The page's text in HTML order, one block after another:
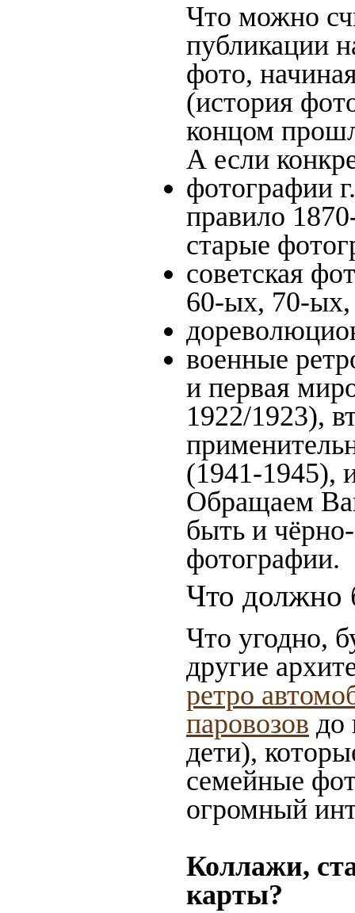
Что можно
публикации
фото,
(история
концом
А если
фотографии
правило
старые
советская
60-ых, 70-ых,
военные
и первая
1922/1923),
(1941-1945),
Обращаем
быть и
фотографии.
Что должно
Что угодно,
другие
ретро
паровозов до
дети),
семейные
огромный
Коллажи,
карты?